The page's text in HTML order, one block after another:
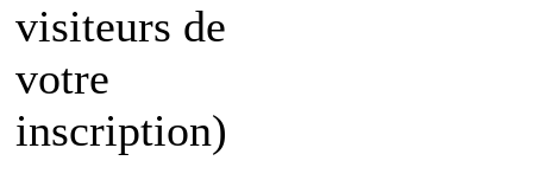
visiteurs de
votre
inscription)